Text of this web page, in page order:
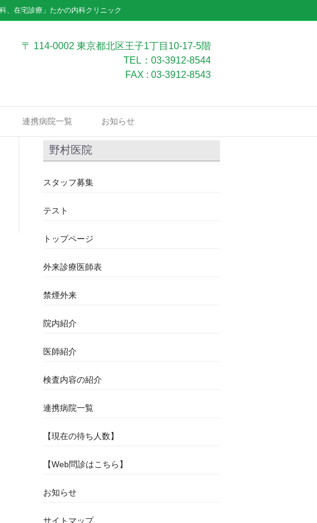
、在宅診療」たかの内科クリニック
〒 114-0002 東京都北区王子1丁目10-17-5階
TEL：03-3912-8544
FAX : 03-3912-8543
連携病院一覧 お知らせ
野村医院
スタッフ募集
テスト
トップページ
外来診療医師表
禁煙外来
院内紹介
医師紹介
検査内容の紹介
連携病院一覧
【現在の待ち人数】
【Web問診はこちら】
お知らせ
サイトマップ